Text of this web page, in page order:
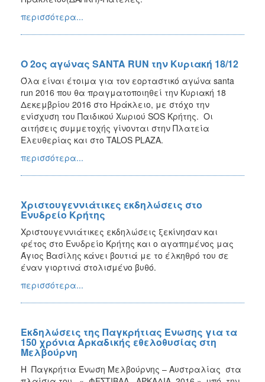
περισσότερα...
Ο 2ος αγώνας SANTA RUN την Κυριακή 18/12
Όλα είναι έτοιμα για τον εορταστικό αγώνα santa
run 2016 που θα πραγματοποιηθεί την Κυριακή 18
Δεκεμβρίου 2016 στο Ηράκλειο, με στόχο την
ενίσχυση του Παιδικού Χωριού SOS Κρήτης. Οι
αιτήσεις συμμετοχής γίνονται στην Πλατεία
Ελευθερίας και στο TALOS PLAZA.
περισσότερα...
Χριστουγεννιάτικες εκδηλώσεις στο
Ενυδρείο Κρήτης
Χριστουγεννιάτικες εκδηλώσεις ξεκίνησαν και
φέτος στο Ενυδρείο Κρήτης και ο αγαπημένος μας
Άγιος Βασίλης κάνει βουτιά με το έλκηθρό του σε
έναν γιορτινά στολισμένο βυθό.
περισσότερα...
Εκδηλώσεις της Παγκρήτιας Ένωσης για τα
150 χρόνια Αρκαδικής εθελοθυσίας στη
Μελβούρνη
Η Παγκρήτια Ένωση Μελβούρνης – Αυστραλίας στα